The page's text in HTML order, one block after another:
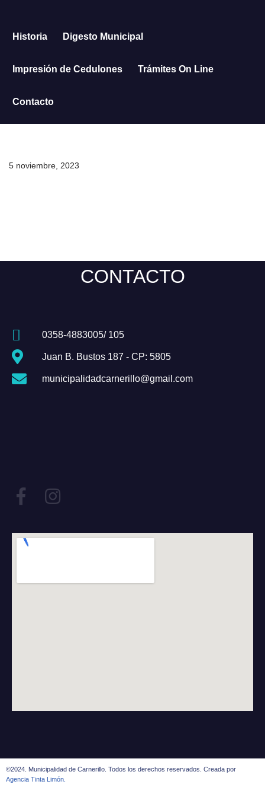
Saltar
Historia Digesto Municipal
Impresión de Cedulones Trámites On Line
Contacto
5 noviembre, 2023
CONTACTO
0358-4883005/ 105
Juan B. Bustos 187 - CP: 5805
municipalidadcarnerillo@gmail.com
©2024. Municipalidad de Carnerillo. Todos los derechos reservados. Creada por
Agencia Tinta Limón.